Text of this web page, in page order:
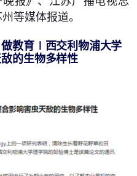
等媒体报道。
做教育∣西交利物浦大学
的生物多样性